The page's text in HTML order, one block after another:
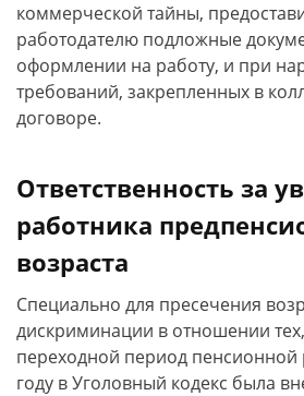
коммерческой тайны,
работодателю подложные
оформлении на работу, и при
требований, закрепленных в
договоре.
Ответственность за
работника
возраста
Специально для пресечения
дискриминации в отношении
переходной период
году в Уголовный кодекс была